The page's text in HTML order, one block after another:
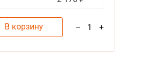
В корзину – 1 +